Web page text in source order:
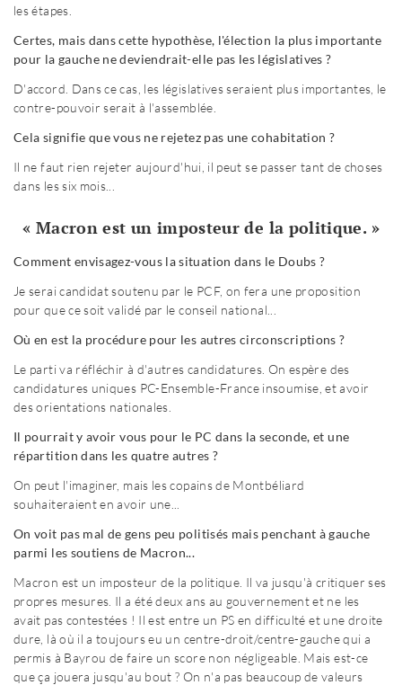
les étapes.
Certes, mais dans cette hypothèse, l'élection la plus importante
pour la gauche ne deviendrait-elle pas les législatives ?
D'accord. Dans ce cas, les législatives seraient plus importantes, le
contre-pouvoir serait à l'assemblée.
Cela signifie que vous ne rejetez pas une cohabitation ?
Il ne faut rien rejeter aujourd'hui, il peut se passer tant de choses
dans les six mois...
« Macron est un imposteur de la politique. »
Comment envisagez-vous la situation dans le Doubs ?
Je serai candidat soutenu par le PCF, on fera une proposition
pour que ce soit validé par le conseil national...
Où en est la procédure pour les autres circonscriptions ?
Le parti va réfléchir à d'autres candidatures. On espère des
candidatures uniques PC-Ensemble-France insoumise, et avoir
des orientations nationales.
Il pourrait y avoir vous pour le PC dans la seconde, et une
répartition dans les quatre autres ?
On peut l'imaginer, mais les copains de Montbéliard
souhaiteraient en avoir une...
On voit pas mal de gens peu politisés mais penchant à gauche
parmi les soutiens de Macron...
Macron est un imposteur de la politique. Il va jusqu'à critiquer ses
propres mesures. Il a été deux ans au gouvernement et ne les
avait pas contestées ! Il est entre un PS en difficulté et une droite
dure, là où il a toujours eu un centre-droit/centre-gauche qui a
permis à Bayrou de faire un score non négligeable. Mais est-ce
que ça jouera jusqu'au bout ? On n'a pas beaucoup de valeurs